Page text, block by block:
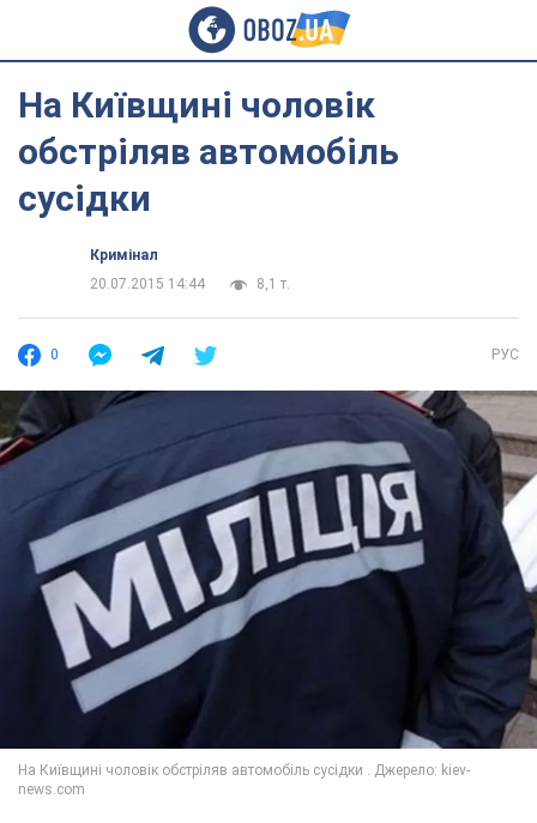
На Київщині чоловік
обстріляв автомобіль
сусідки
Кримінал
20.07.2015 14:44
8,1 т.
0 РУС